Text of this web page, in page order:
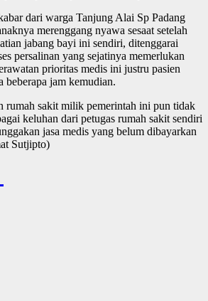
dari warga Tanjung Alai Sp Padang
merenggang nyawa sesaat setelah
jabang bayi ini sendiri, ditenggarai
persalinan yang sejatinya memerlukan
prioritas medis ini justru pasien
beberapa jam kemudian.
rumah sakit milik pemerintah ini pun tidak
keluhan dari petugas rumah sakit sendiri
jasa medis yang belum dibayarkan
Sutjipto)